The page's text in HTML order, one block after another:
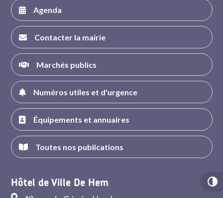
Agenda
Contacter la mairie
Marchés publics
Numéros utiles et d'urgence
Équipements et annuaires
Toutes nos publications
Hôtel de Ville De Hem